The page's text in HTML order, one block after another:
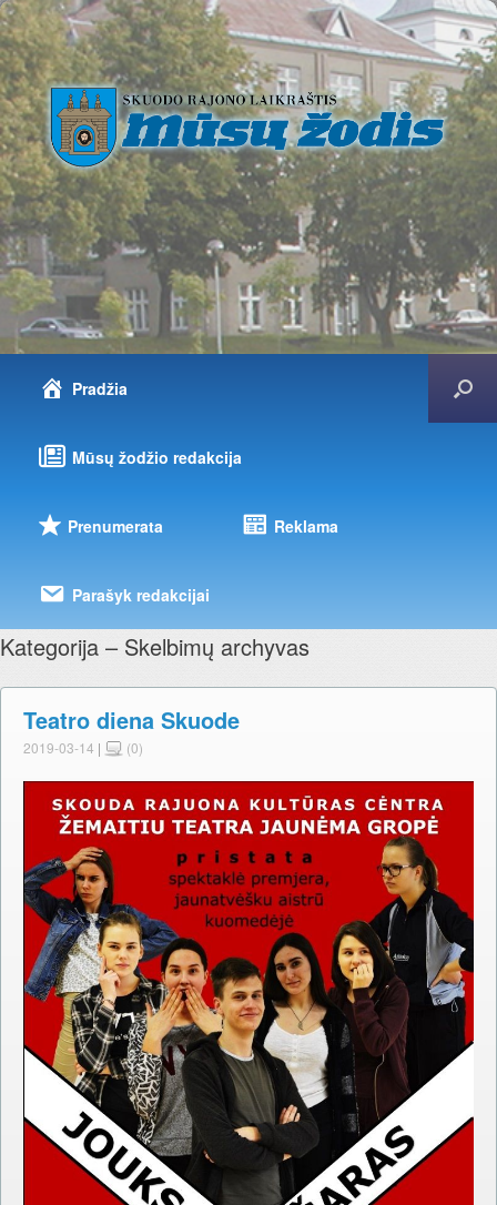
Pradžia
Mūsų žodžio redakcija
Prenumerata Reklama
Parašyk redakcijai
Kategorija – Skelbimų archyvas
Teatro diena Skuode
2019-03-14 | (0)